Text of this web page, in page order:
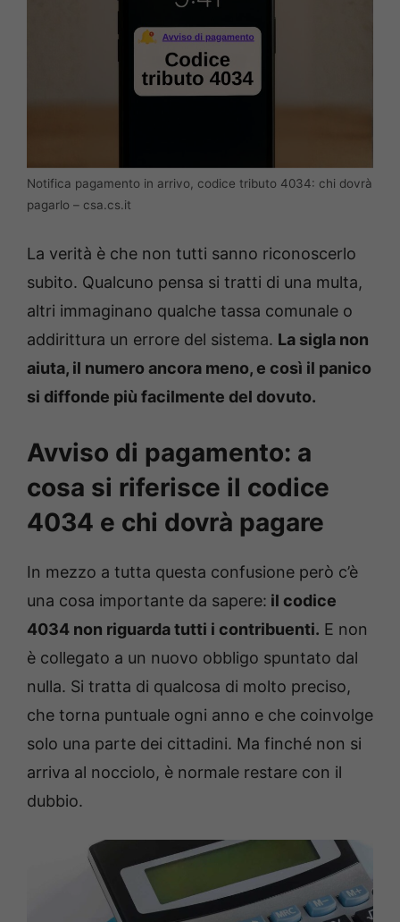
Notifica pagamento in arrivo, codice tributo 4034: chi dovrà
pagarlo – csa.cs.it
La verità è che non tutti sanno riconoscerlo
subito. Qualcuno pensa si tratti di una multa,
altri immaginano qualche tassa comunale o
addirittura un errore del sistema. La sigla non
aiuta, il numero ancora meno, e così il panico
si diffonde più facilmente del dovuto.
Avviso di pagamento: a
cosa si riferisce il codice
4034 e chi dovrà pagare
In mezzo a tutta questa confusione però c’è
una cosa importante da sapere: il codice
4034 non riguarda tutti i contribuenti. E non
è collegato a un nuovo obbligo spuntato dal
nulla. Si tratta di qualcosa di molto preciso,
che torna puntuale ogni anno e che coinvolge
solo una parte dei cittadini. Ma finché non si
arriva al nocciolo, è normale restare con il
dubbio.